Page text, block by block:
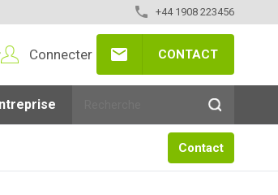
+44 1908 223456
Connecter CONTACT
Contact